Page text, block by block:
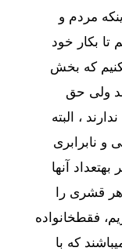
اینکه مردم و
تا بکار خود
که بخش
ولی حق
ندارند ،
البته
و نابرابری
بهتعداد
آنها
هر قشری را
فقطخانواده
که با